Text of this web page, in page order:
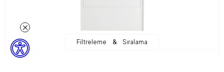
Filtreleme & Sıralama